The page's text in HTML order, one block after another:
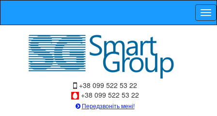
+38 099 522 53 22
+38 099 522 53 22
Передзвоніть мені!